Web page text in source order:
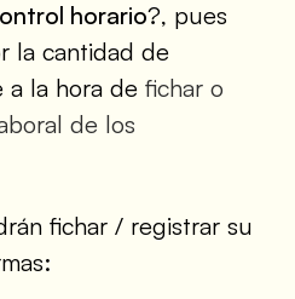
horario?, pues
la cantidad de
a la hora de fichar o
de los
fichar / registrar su